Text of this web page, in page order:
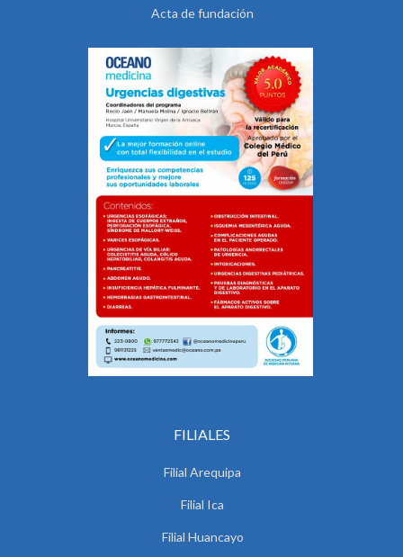
Acta de fundación
FILIALES
Filial Arequipa
Filial Ica
Filial Huancayo